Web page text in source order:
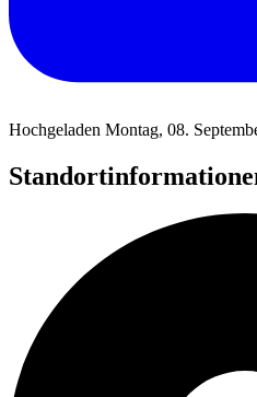
Hochgeladen Montag, 08.